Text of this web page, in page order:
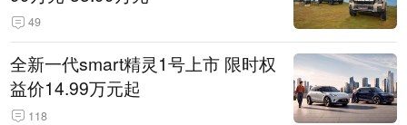
49
全新一代smart精灵1号上市 限时权
益价14.99万元起
118